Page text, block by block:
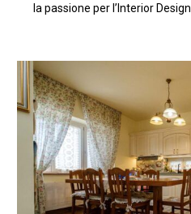
la passione per l’Interior Design.